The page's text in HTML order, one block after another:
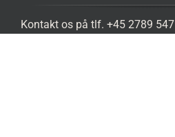
Kontakt os på tlf. +45 2789